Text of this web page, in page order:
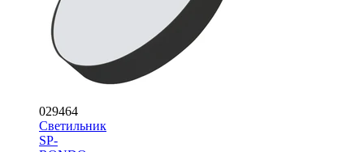
029464
Светильник
SP-